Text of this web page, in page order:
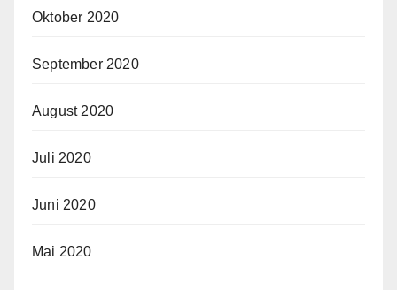
Oktober 2020
September 2020
August 2020
Juli 2020
Juni 2020
Mai 2020